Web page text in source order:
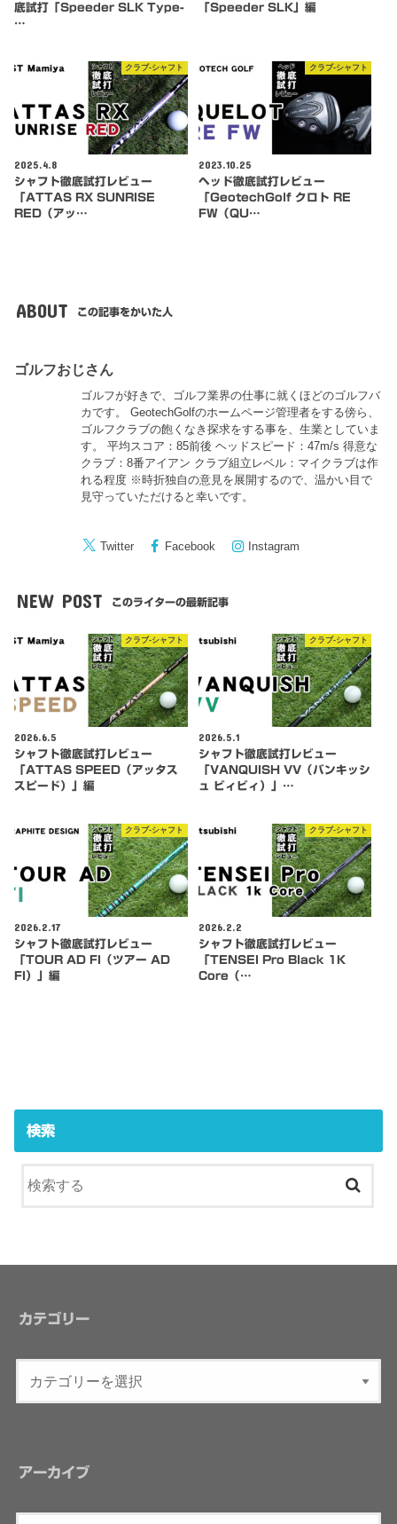
底試打「Speeder SLK Type-
…
「Speeder SLK」編
クラブ-シャフト
2025.4.8
シャフト徹底試打レビュー
「ATTAS RX SUNRISE
RED（アッ…
クラブ-シャフト
2023.10.25
ヘッド徹底試打レビュー
「GeotechGolf クロト RE
FW（QU…
ABOUT この記事をかいた人
ゴルフおじさん
ゴルフが好きで、ゴルフ業界の仕事に就くほどのゴルフバ
カです。 GeotechGolfのホームページ管理者をする傍ら、
ゴルフクラブの飽くなき探求をする事を、生業としていま
す。 平均スコア：85前後 ヘッドスピード：47m/s 得意な
クラブ：8番アイアン クラブ組立レベル：マイクラブは作
れる程度 ※時折独自の意見を展開するので、温かい目で
見守っていただけると幸いです。
Twitter Facebook Instagram
NEW POST このライターの最新記事
クラブ-シャフト
2026.6.5
シャフト徹底試打レビュー
「ATTAS SPEED（アッタス
スピード）」編
クラブ-シャフト
2026.5.1
シャフト徹底試打レビュー
「VANQUISH VV（バンキッシ
ュ ビィビィ）」…
クラブ-シャフト
2026.2.17
シャフト徹底試打レビュー
「TOUR AD FI（ツアー AD
FI）」編
クラブ-シャフト
2026.2.2
シャフト徹底試打レビュー
「TENSEI Pro Black 1K
Core（…
検索
カテゴリー
アーカイブ